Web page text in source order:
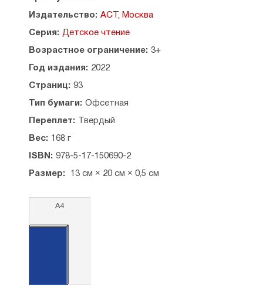
Издательство: АСТ, Москва
Серия: Детское чтение
Возрастное ограничение: 3+
Год издания: 2022
Страниц: 93
Тип бумаги: Офсетная
Переплет: Твердый
Вес: 168 г
ISBN: 978-5-17-150690-2
Размер: 13 см × 20 см × 0,5 см
А4